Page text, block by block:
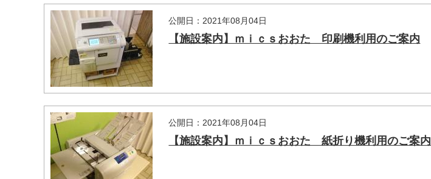
公開日：2021年08月04日
【施設案内】ｍｉｃｓおおた 印刷機利用のご案内
公開日：2021年08月04日
【施設案内】ｍｉｃｓおおた 紙折り機利用のご案内